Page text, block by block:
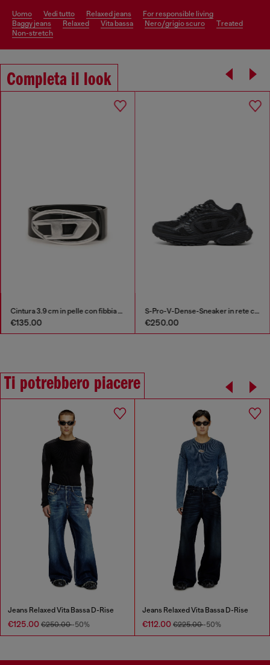
uomo vedi tutto relaxed jeans
for responsible living
baggy jeans
relaxed vita bassa nero/grigio scuro
treated
non-stretch
Completa il look
Cintura 3.9 cm in pelle con fibbia a D
€135.00
S-Pro-V-Dense-Sneaker in rete con logo Oval D
€250.00
Ti potrebbero piacere
Jeans Relaxed Vita Bassa D-Rise
€125.00 €250.00-50%
Jeans Relaxed Vita Bassa D-Rise
€112.00 €225.00-50%